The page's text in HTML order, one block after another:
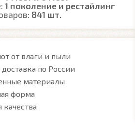
1 поколение и рестайлинг
841 шт.
от влаги и пыли
по России
материалы
форма
качества